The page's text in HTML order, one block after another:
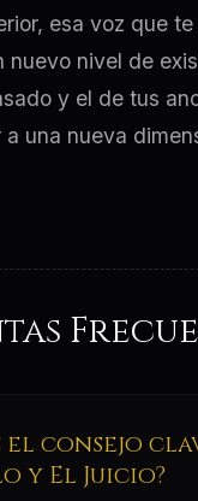
esa voz que
nuevo nivel de
y el de tus
una nueva
el consejo
y El Juicio?